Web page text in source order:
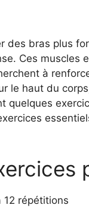
des bras plus
Ces muscles
à
le haut du
quelques
12 répétitions